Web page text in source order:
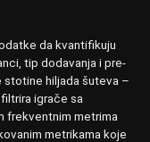
da kvantifikuju
tip dodavanja i pre-
stotine hiljada šuteva –
igrače sa
frekventnim metrima
metrikama koje